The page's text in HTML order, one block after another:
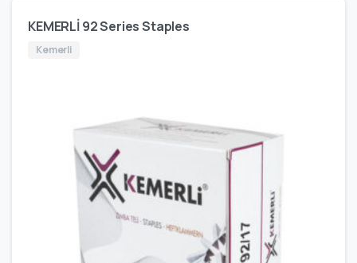
KEMERLİ 92 Series Staples
Kemerli